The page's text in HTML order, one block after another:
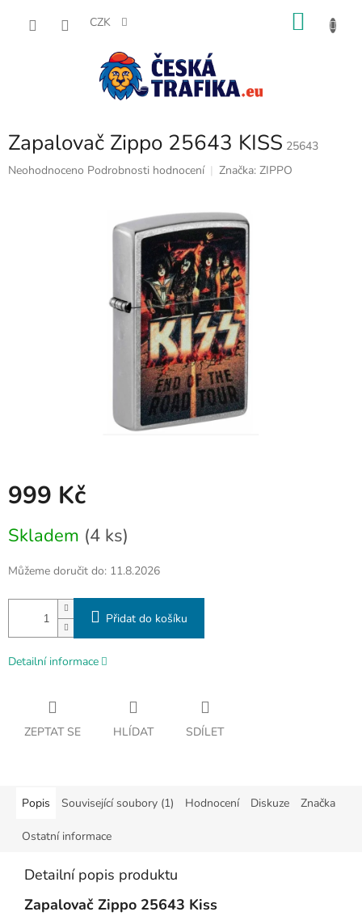
CZK
Zapalovač Zippo 25643 KISS 25643
Průměrné
Neohodnoceno Podrobnosti hodnocení Značka: ZIPPO
999 Kč
cena:
Skladem (4 ks)
Můžeme doručit do: 11.8.2026
Přidat do košíku
Detailní informace
ZEPTAT SE HLÍDAT SDÍLET
Popis Související soubory (1) Hodnocení Diskuze Značka
Ostatní informace
Detailní popis produktu
Zapalovač Zippo 25643 Kiss